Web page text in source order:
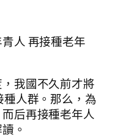
人 再接種老年
我國不久前才將
人群。那么，為
后再接種老年人
。